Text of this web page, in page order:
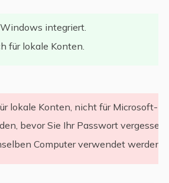
integriert.
für lokale Konten.
lokale Konten, nicht für Microsoft-
bevor Sie Ihr Passwort vergessen.
Computer verwendet werden.